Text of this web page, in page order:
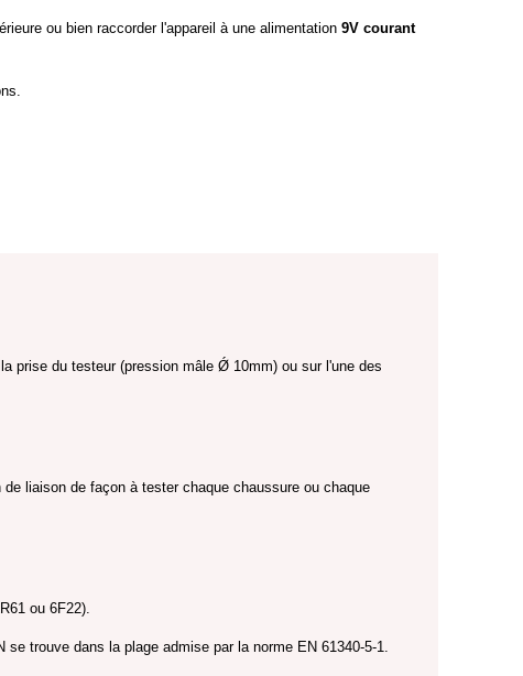
ou bien raccorder l'appareil à une alimentation 9V courant
prise du testeur (pression mâle Ǿ 10mm) ou sur l'une des
liaison de façon à tester chaque chaussure ou chaque
ou 6F22).
trouve dans la plage admise par la norme EN 61340-5-1.